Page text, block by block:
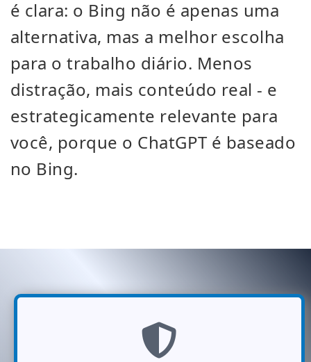
é clara: o Bing não é apenas uma
alternativa, mas a melhor escolha
para o trabalho diário. Menos
distração, mais conteúdo real - e
estrategicamente relevante para
você, porque o ChatGPT é baseado
no Bing.